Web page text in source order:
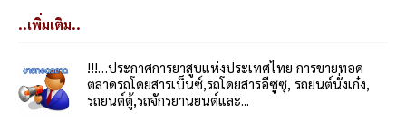
..เพิ่มเติม..
!!!…ประกาศการยาสูบแห่งประเทศไทย การขายทอด
ตลาดรถโดยสารเบ็นซ์,รถโดยสารอีซูซุ, รถยนต์นั่งเก๋ง,
รถยนต์ตู้,รถจักรยานยนต์และ...